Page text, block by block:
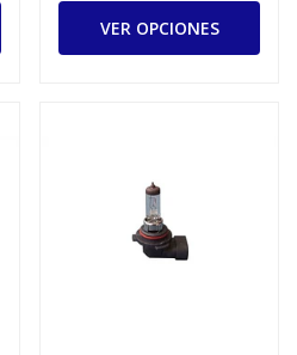
VER OPCIONES